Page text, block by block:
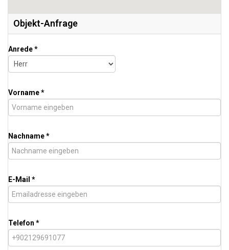
Objekt-Anfrage
Anrede *
Vorname *
Nachname *
E-Mail *
Telefon *